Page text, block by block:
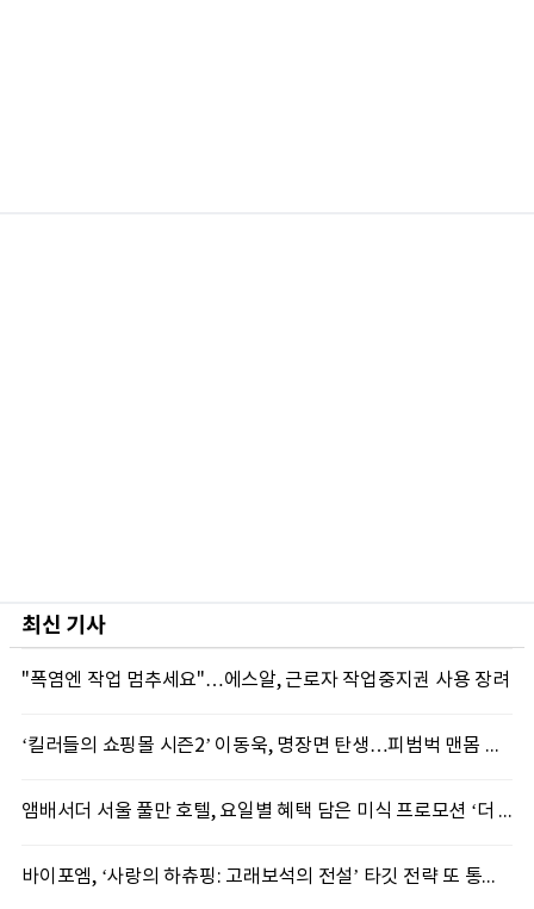
최신 기사
"폭염엔 작업 멈추세요"…에스알, 근로자 작업중지권 사용 장려
‘킬러들의 쇼핑몰 시즌2’ 이동욱, 명장면 탄생…피범벅 맨몸 액션 ‘감탄’
앰배서더 서울 풀만 호텔, 요일별 혜택 담은 미식 프로모션 ‘더 킹스 : 다이닝 프리빌리지즈’ 선봬
바이포엠, ‘사랑의 하츄핑: 고래보석의 전설’ 타깃 전략 또 통했다